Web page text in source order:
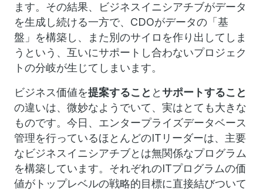
ます。その結果、ビジネスイニシアチブがデータ
を生成し続ける一方で、CDOがデータの「基
盤」を構築し、また別のサイロを作り出してしま
うという、互いにサポートし合わないプロジェク
トの分岐が生じてしまいます。
ビジネス価値を提案すること とサポートすること
の違いは、微妙なようでいて、実はとても大きな
ものです。今日、エンタープライズデータベース
管理を行っているほとんどのITリーダーは、主要
なビジネスイニシアチブとは無関係なプログラム
を構築しています。それぞれのITプログラムの価
値がトップレベルの戦略的目標に直接結びついて